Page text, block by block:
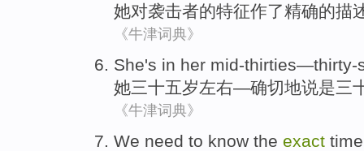
她对袭击者的特征作了精确的描
《牛津词典》
She's in her mid-thirties—thirty-
她三十五岁左右—确切地说是三
《牛津词典》
We need to know the exact time